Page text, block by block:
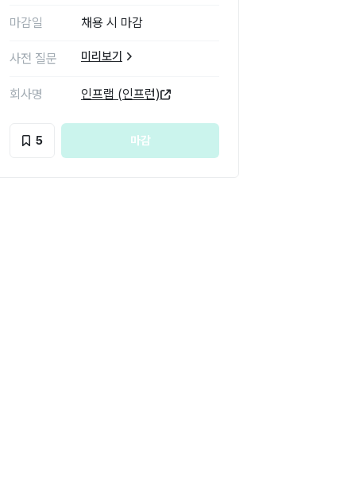
마감일 채용 시 마감
사전 질문 미리보기
회사명 인프랩 (인프런)
5 마감